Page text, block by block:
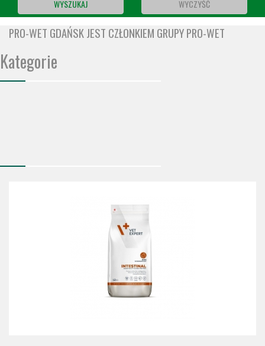
WYSZUKAJ WYCZYŚĆ
PRO-WET GDAŃSK JEST CZŁONKIEM GRUPY PRO-WET
Kategorie